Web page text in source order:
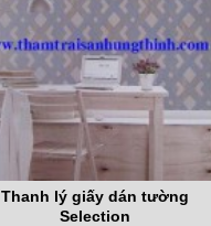
Thanh lý giấy dán tường
Selection